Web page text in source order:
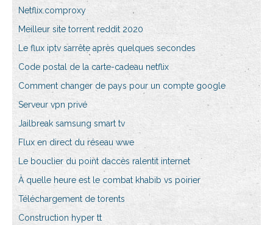
Netflix.comproxy
Meilleur site torrent reddit 2020
Le flux iptv sarrête après quelques secondes
Code postal de la carte-cadeau netflix
Comment changer de pays pour un compte google
Serveur vpn privé
Jailbreak samsung smart tv
Flux en direct du réseau wwe
Le bouclier du point daccès ralentit internet
À quelle heure est le combat khabib vs poirier
Téléchargement de torents
Construction hyper tt